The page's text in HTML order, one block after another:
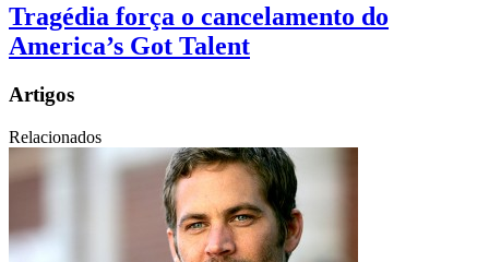
Tragédia força o cancelamento do
America’s Got Talent
Artigos
Relacionados